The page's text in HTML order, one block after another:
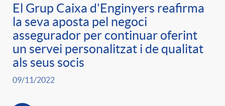
El Grup Caixa d'Enginyers reafirma
la seva aposta pel negoci
assegurador per continuar oferint
un servei personalitzat i de qualitat
als seus socis
09/11/2022